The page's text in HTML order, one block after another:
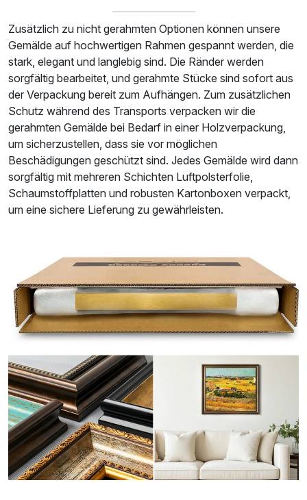
Zusätzlich zu nicht gerahmten Optionen können unsere
Gemälde auf hochwertigen Rahmen gespannt werden, die
stark, elegant und langlebig sind. Die Ränder werden
sorgfältig bearbeitet, und gerahmte Stücke sind sofort aus
der Verpackung bereit zum Aufhängen. Zum zusätzlichen
Schutz während des Transports verpacken wir die
gerahmten Gemälde bei Bedarf in einer Holzverpackung,
um sicherzustellen, dass sie vor möglichen
Beschädigungen geschützt sind. Jedes Gemälde wird dann
sorgfältig mit mehreren Schichten Luftpolsterfolie,
Schaumstoffplatten und robusten Kartonboxen verpackt,
um eine sichere Lieferung zu gewährleisten.